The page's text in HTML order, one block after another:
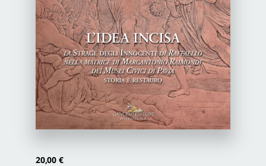
Proposte di pubblicazione
Gangemi Editore
Newsletter
20,00 €